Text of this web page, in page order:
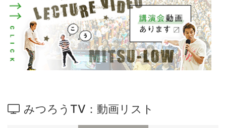
みつろうTV：動画リスト